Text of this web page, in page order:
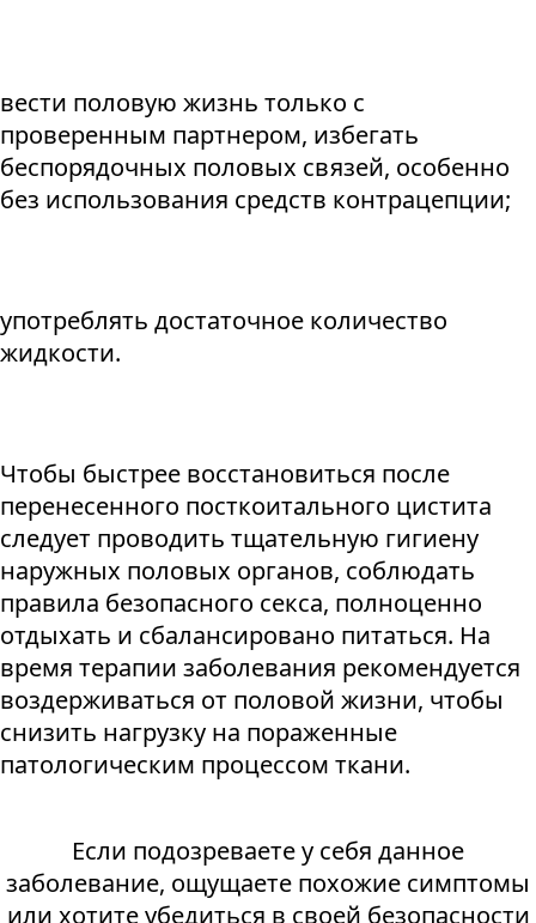
вести половую жизнь только с
проверенным партнером, избегать
беспорядочных половых связей, особенно
без использования средств контрацепции;
употреблять достаточное количество
жидкости.
Чтобы быстрее восстановиться после
перенесенного посткоитального цистита
следует проводить тщательную гигиену
наружных половых органов, соблюдать
правила безопасного секса, полноценно
отдыхать и сбалансировано питаться. На
время терапии заболевания рекомендуется
воздерживаться от половой жизни, чтобы
снизить нагрузку на пораженные
патологическим процессом ткани.
Если подозреваете у себя данное
заболевание, ощущаете похожие симптомы
или хотите убедиться в своей безопасности